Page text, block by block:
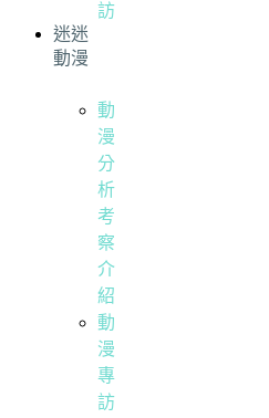
訪
迷迷
動漫
動
漫
分
析
考
察
介
紹
動
漫
專
訪